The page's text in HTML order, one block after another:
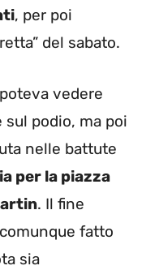
, per poi
del sabato.
vedere
podio, ma poi
nelle battute
per la piazza
. Il fine
fatto
sia